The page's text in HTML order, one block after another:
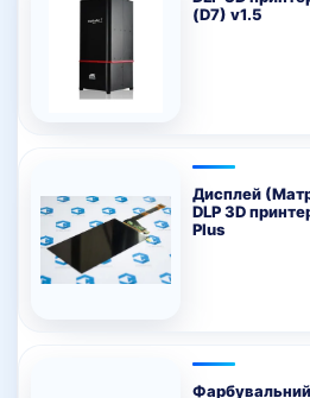
(D7) v1.5
Дисплей
DLP 3D
Plus
Фарбувальний